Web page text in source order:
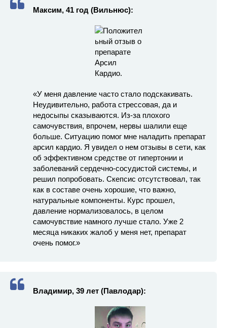
Максим, 41 год (Вильнюс):
«У меня давление часто стало подскакивать.
Неудивительно, работа стрессовая, да и
недосыпы сказываются. Из-за плохого
самочувствия, впрочем, нервы шалили еще
больше. Ситуацию помог мне наладить препарат
арсил кардио. Я увидел о нем отзывы в сети, как
об эффективном средстве от гипертонии и
заболеваний сердечно-сосудистой системы, и
решил попробовать. Скепсис отсутствовал, так
как в составе очень хорошие, что важно,
натуральные компоненты. Курс прошел,
давление нормализовалось, в целом
самочувствие намного лучше стало. Уже 2
месяца никаких жалоб у меня нет, препарат
очень помог.»
Владимир, 39 лет (Павлодар):